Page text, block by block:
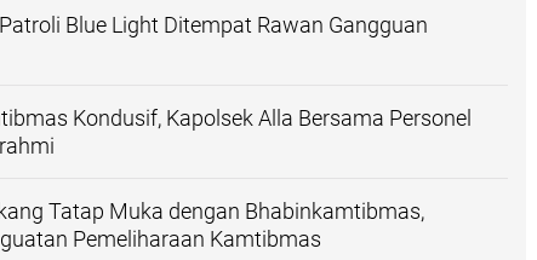
Blue Light Ditempat Rawan Gangguan
Kondusif, Kapolsek Alla Bersama Personel
Tatap Muka dengan Bhabinkamtibmas,
Pemeliharaan Kamtibmas